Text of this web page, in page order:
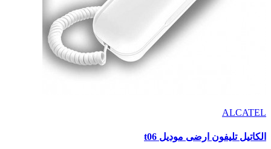
ALCATEL
الكاتيل تليفون ارضى موديل t06